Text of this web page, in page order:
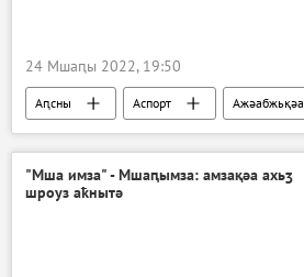
24 Мшаԥы 2022, 19:50
Аԥсны Аспорт Ажәабжьқәа
"Мша имза" - Мшаԥымза: амзақәа ахьӡ
шроуз аҟнытә